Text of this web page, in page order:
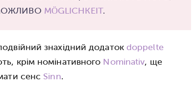
MÖGLICHKEIT.
знахідний додаток doppelte
крім номінативного Nominativ, ще
сенс Sinn.